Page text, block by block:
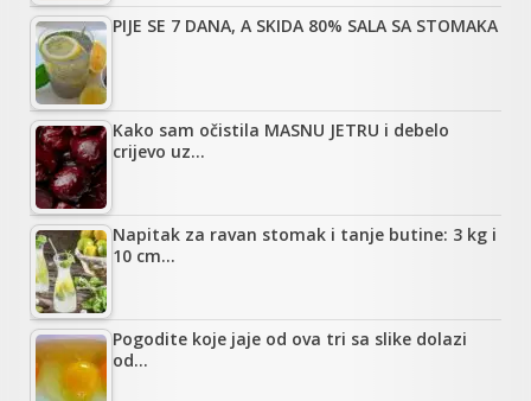
PIJE SE 7 DANA, A SKIDA 80% SALA SA STOMAKA
Kako sam očistila MASNU JETRU i debelo
crijevo uz…
Napitak za ravan stomak i tanje butine: 3 kg i
10 cm…
Pogodite koje jaje od ova tri sa slike dolazi
od…